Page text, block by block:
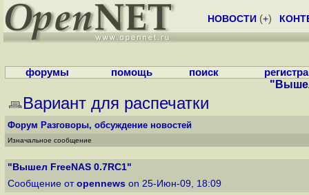
НОВОСТИ (+)
форумы помощь поиск
Вариант для распечатки
Форум Разговоры, обсуждение новостей
Изначальное сообщение
"Вышел FreeNAS 0.7RC1"
Сообщение от opennews on 25-Июн-09, 18:09